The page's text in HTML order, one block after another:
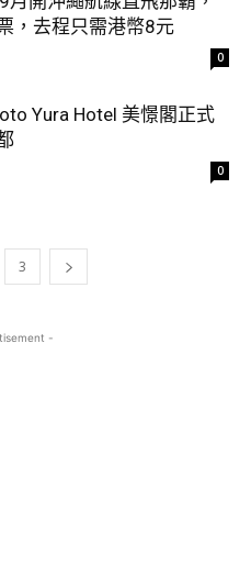
，去程只需港幣8元
0
Yura Hotel 美憬閣正式
0
3
-